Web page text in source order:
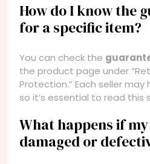
How do I know the
for a specific item?
You can check the
the product page under
Protection.” Each seller
so it’s essential to read this
What happens if
damaged or